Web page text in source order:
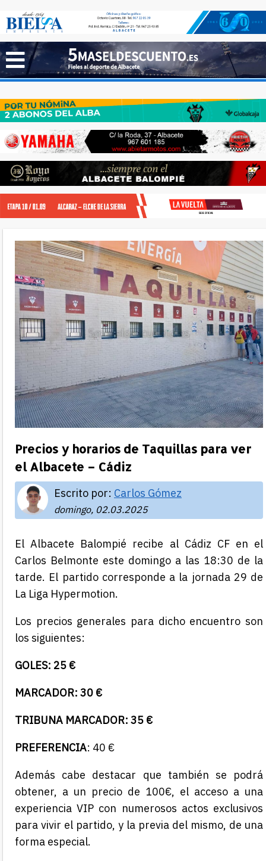
Precios y horarios de Taquillas para ver
el Albacete – Cádiz
Escrito por: Carlos Gómez
domingo, 02.03.2025
El Albacete Balompié recibe al Cádiz CF en el
Carlos Belmonte este domingo a las 18:30 de la
tarde. El partido corresponde a la jornada 29 de
La Liga Hypermotion.
Los precios generales para dicho encuentro son
los siguientes:
GOLES: 25 €
MARCADOR: 30 €
TRIBUNA MARCADOR: 35 €
PREFERENCIA: 40 €
Además cabe destacar que también se podrá
obtener, a un precio de 100€, el acceso a una
experiencia VIP con numerosos actos exclusivos
para vivir el partido, y la previa del mismo, de una
forma especial.